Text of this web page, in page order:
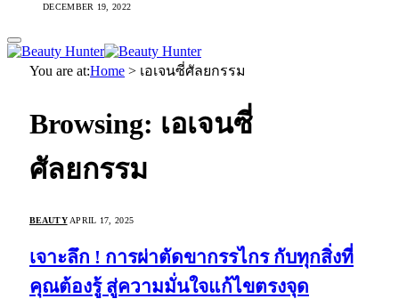
DECEMBER 19, 2022
You are at:Home > เอเจนซี่ศัลยกรรม
Browsing: เอเจนซี่
ศัลยกรรม
BEAUTY APRIL 17, 2025
เจาะลึก ! การผ่าตัดขากรรไกร กับทุกสิ่งที่
คุณต้องรู้ สู่ความมั่นใจแก้ไขตรงจุด